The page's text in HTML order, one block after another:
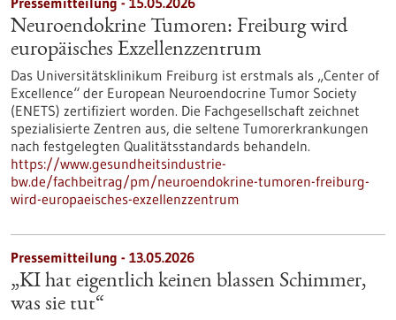
Neuroendokrine Tumoren: Freiburg wird
europäisches Exzellenzzentrum
Das Universitätsklinikum Freiburg ist erstmals als „Center of
Excellence“ der European Neuroendocrine Tumor Society
(ENETS) zertifiziert worden. Die Fachgesellschaft zeichnet
spezialisierte Zentren aus, die seltene Tumorerkrankungen
nach festgelegten Qualitätsstandards behandeln.
https://www.gesundheitsindustrie-
bw.de/fachbeitrag/pm/neuroendokrine-tumoren-freiburg-
wird-europaeisches-exzellenzzentrum
Pressemitteilung - 13.05.2026
„KI hat eigentlich keinen blassen Schimmer,
was sie tut“